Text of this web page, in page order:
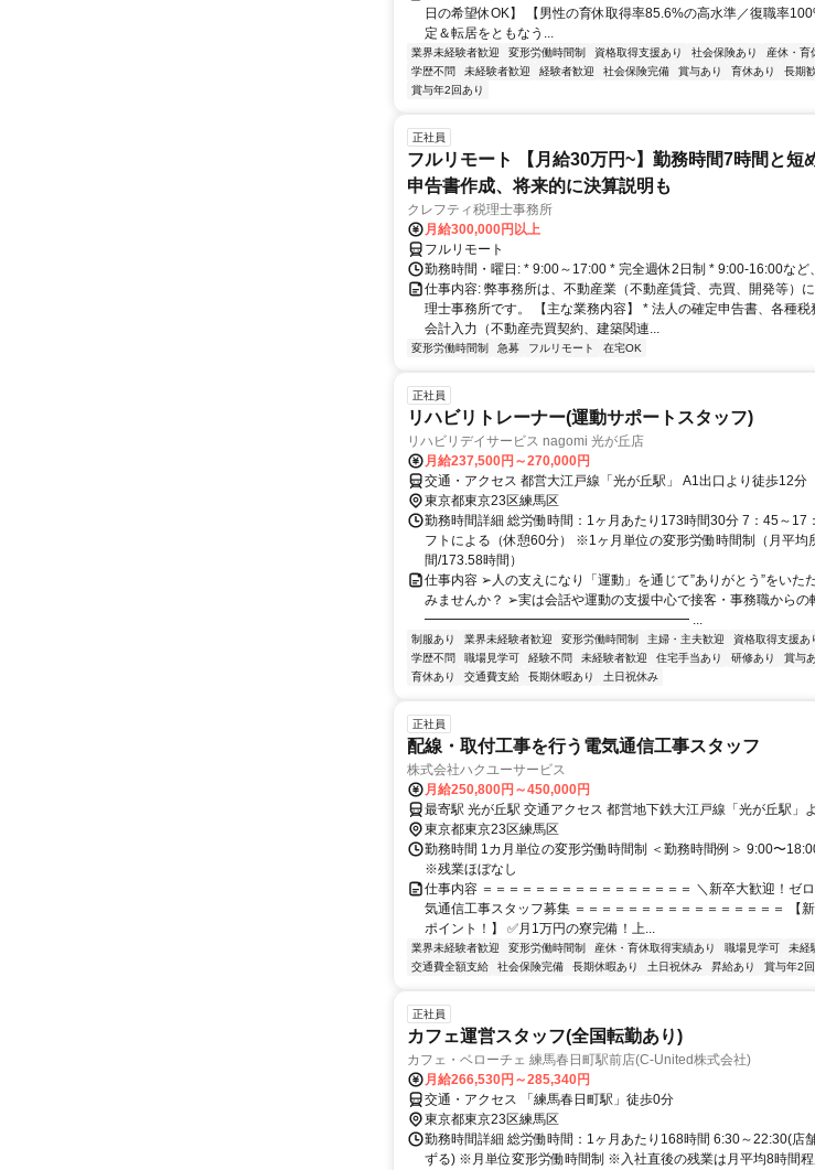
日の希望休OK】 【男性の育休取得率85.6%の高水準／復職率
定＆転居をともなう...
業界未経験者歓迎 変形労働時間制 資格取得支援あり 社会保険あり
産休・育
学歴不問
未経験者歓迎 経験者歓迎 社会保険完備 賞与あり 育休あり 長期
賞与年2回あり
正社員
フルリモート 【月給30万円~】勤務時間7時間と短
申告書作成、将来的に決算説明も
クレフティ税理士事務所
月給300,000円以上
フルリモート
勤務時間・曜日: * 9:00～17:00 * 完全週休2日制 * 9:00-16:00など
仕事内容: 弊事務所は、不動産業（不動産賃貸、売買、開発等）
理士事務所です。 【主な業務内容】 * 法人の確定申告書、各種
会計入力（不動産売買契約、建築関連...
変形労働時間制 急募 フルリモート 在宅OK
正社員
リハビリトレーナー(運動サポートスタッフ)
リハビリデイサービス nagomi 光が丘店
月給237,500円～270,000円
交通・アクセス 都営大江戸線「光が丘駅」 A1出口より徒歩12分
東京都東京23区練馬区
勤務時間詳細 総労働時間：1ヶ月あたり173時間30分 7：45～17
フトによる（休憩60分） ※1ヶ月単位の変形労働時間制（月平均
間/173.58時間）
仕事内容 ➢人の支えになり「運動」を通じて”ありがとう”をいた
みませんか？ ➢実は会話や運動の支援中心で接客・事務職からの
━━━━━━━━━━━━━━━━━━━━ ...
制服あり 業界未経験者歓迎 変形労働時間制 主婦・主夫歓迎 資格取得支援あ
学歴不問
職場見学可 経験不問 未経験者歓迎 住宅手当あり 研修あり 賞与
育休あり
交通費支給 長期休暇あり 土日祝休み
正社員
配線・取付工事を行う電気通信工事スタッフ
株式会社ハクユーサービス
月給250,800円～450,000円
最寄駅 光が丘駅 交通アクセス 都営地下鉄大江戸線「光が丘
東京都東京23区練馬区
勤務時間 1カ月単位の変形労働時間制 ＜勤務時間例＞ 9:00〜
※残業ほぼなし
仕事内容 ＝＝＝＝＝＝＝＝＝＝＝＝＝＝＝＝ ＼新卒大歓迎！ゼ
気通信工事スタッフ募集 ＝＝＝＝＝＝＝＝＝＝＝＝＝＝＝＝ 【
ポイント！】 ✅月1万円の寮完備！上...
業界未経験者歓迎 変形労働時間制 産休・育休取得実績あり 職場見学可
未経
交通費全額支給
社会保険完備 長期休暇あり 土日祝休み 昇給あり 賞与年2
正社員
カフェ運営スタッフ(全国転勤あり)
カフェ・ベローチェ 練馬春日町駅前店(C-United株式会社)
月給266,530円～285,340円
交通・アクセス 「練馬春日町駅」徒歩0分
東京都東京23区練馬区
勤務時間詳細 総労働時間：1ヶ月あたり168時間 6:30～22:30(店
ずる) ※月単位変形労働時間制 ※入社直後の残業は月平均8時間